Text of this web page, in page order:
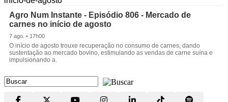
Agro Num Instante - Episódio 806 - Mercado de
carnes no início de agosto
7 ago. • 17h00
O início de agosto trouxe recuperação no consumo de carnes, dando
sustentação ao mercado bovino, estimulando as vendas de carne suína e
impulsionando a.